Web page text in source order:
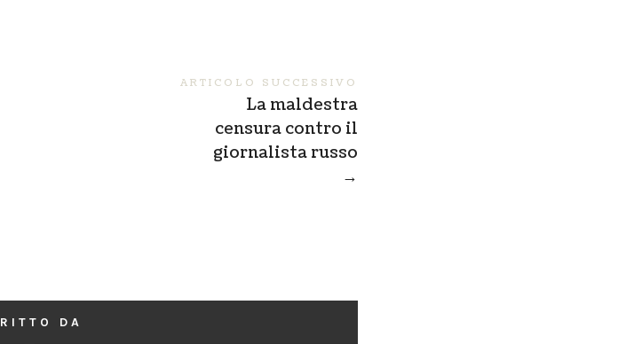
ARTICOLO SUCCESSIVO
La maldestra
censura contro il
giornalista russo
→
DA